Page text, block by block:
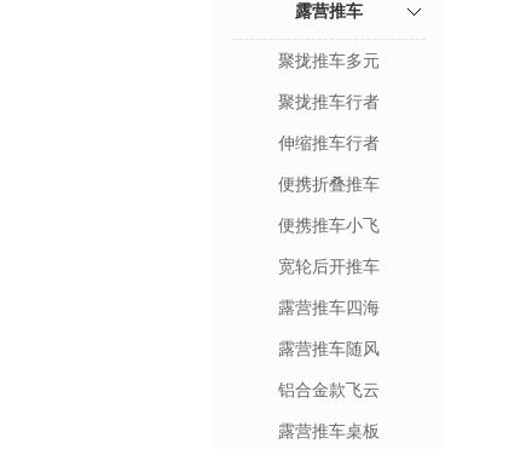
露营推车
聚拢推车多元
聚拢推车行者
伸缩推车行者
便携折叠推车
便携推车小飞
宽轮后开推车
露营推车四海
露营推车随风
铝合金款飞云
露营推车桌板